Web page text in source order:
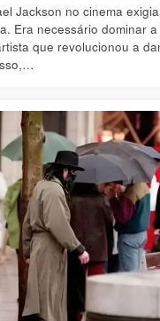
Jackson no cinema
Era necessário dominar
que revolucionou a